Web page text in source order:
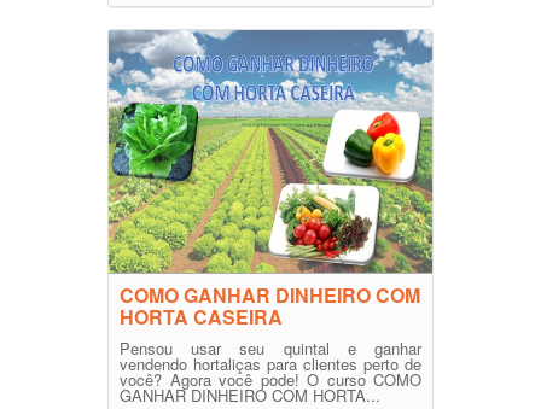
COMO GANHAR DINHEIRO COM
HORTA CASEIRA
Pensou usar seu quintal e ganhar
vendendo hortaliças para clientes perto de
você? Agora você pode! O curso COMO
GANHAR DINHEIRO COM HORTA...